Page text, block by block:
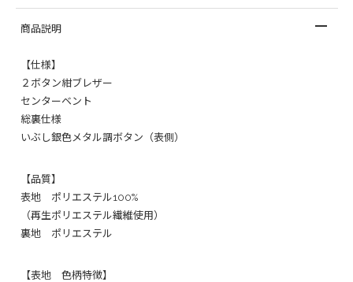
商品説明
【仕様】
２ボタン紺ブレザー
センターベント
総裏仕様
いぶし銀色メタル調ボタン（表側）
【品質】
表地 ポリエステル100%
（再生ポリエステル繊維使用）
裏地 ポリエステル
【表地 色柄特徴】